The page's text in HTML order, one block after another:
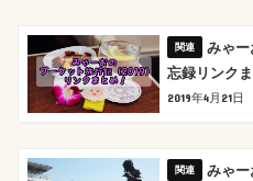
みゃ
忘録リンクま
2019年4月21日
みゃ